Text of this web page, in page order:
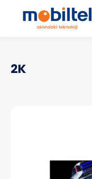
2K